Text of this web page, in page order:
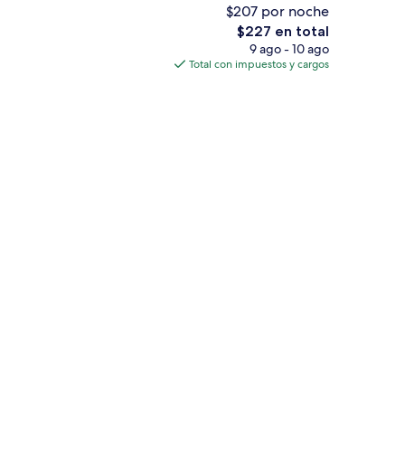
$207 por noche
El
precio
total
$227 en total
9 ago - 10 ago
Total con impuestos y cargos